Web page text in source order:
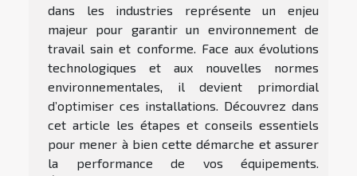
dans les industries représente un enjeu
majeur pour garantir un environnement de
travail sain et conforme. Face aux évolutions
technologiques et aux nouvelles normes
environnementales, il devient primordial
d’optimiser ces installations. Découvrez dans
cet article les étapes et conseils essentiels
pour mener à bien cette démarche et assurer
la performance de vos équipements.